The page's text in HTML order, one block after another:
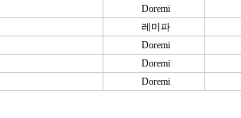
Doremi
레미파
Doremi
Doremi
Doremi